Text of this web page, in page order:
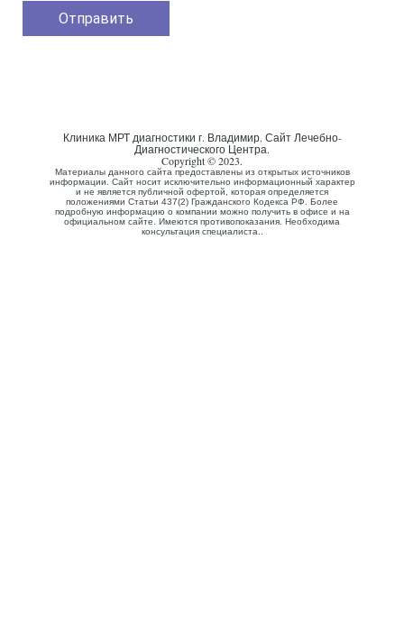
Клиника МРТ диагностики г. Владимир. Сайт Лечебно-
Диагностического Центра.
Copyright © 2023.
Материалы данного сайта предоставлены из открытых источников
информации. Сайт носит исключительно информационный характер
и не является публичной офертой, которая определяется
положениями Статьи 437(2) Гражданского Кодекса РФ. Более
подробную информацию о компании можно получить в офисе и на
официальном сайте. Имеются противопоказания. Необходима
консультация специалиста..